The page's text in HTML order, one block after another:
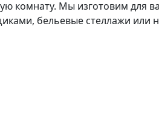
комнату. Мы изготовим для
бельевые стеллажи или